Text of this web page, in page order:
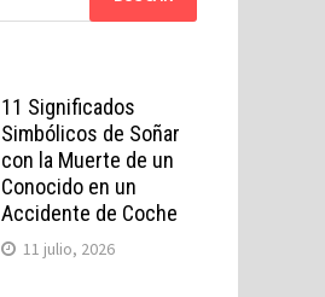
11 Significados
Simbólicos de Soñar
con la Muerte de un
Conocido en un
Accidente de Coche
11 julio, 2026